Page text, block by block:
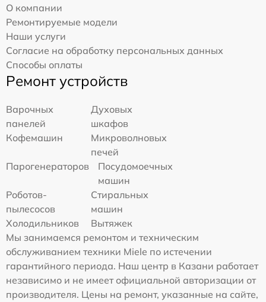
О компании
Ремонтируемые модели
Наши услуги
Согласие на обработку персональных данных
Способы оплаты
Ремонт устройств
Варочных
панелей
Духовых
шкафов
Кофемашин
Микроволновых
печей
Парогенераторов
Посудомоечных
машин
Роботов-
пылесосов
Стиральных
машин
Холодильников
Вытяжек
Мы занимаемся ремонтом и техническим
обслуживанием техники Miele по истечении
гарантийного периода. Наш центр в Казани работает
независимо и не имеет официальной авторизации от
производителя. Цены на ремонт, указанные на сайте,